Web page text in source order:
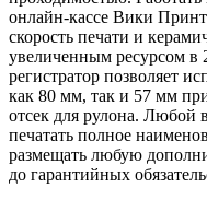
онлайн-кассе Вики
скорость печати и
увеличенным ресурсом в
регистратор позволяет
как 80 мм, так и 57 мм
отсек для рулона. Любой
печатать полное
размещать любую
до гарантийных